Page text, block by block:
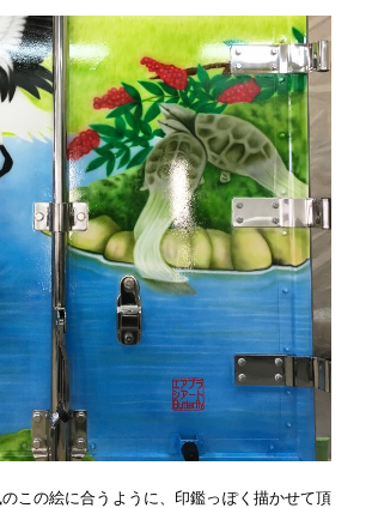
この絵に合うように、印鑑っぽく描かせて頂